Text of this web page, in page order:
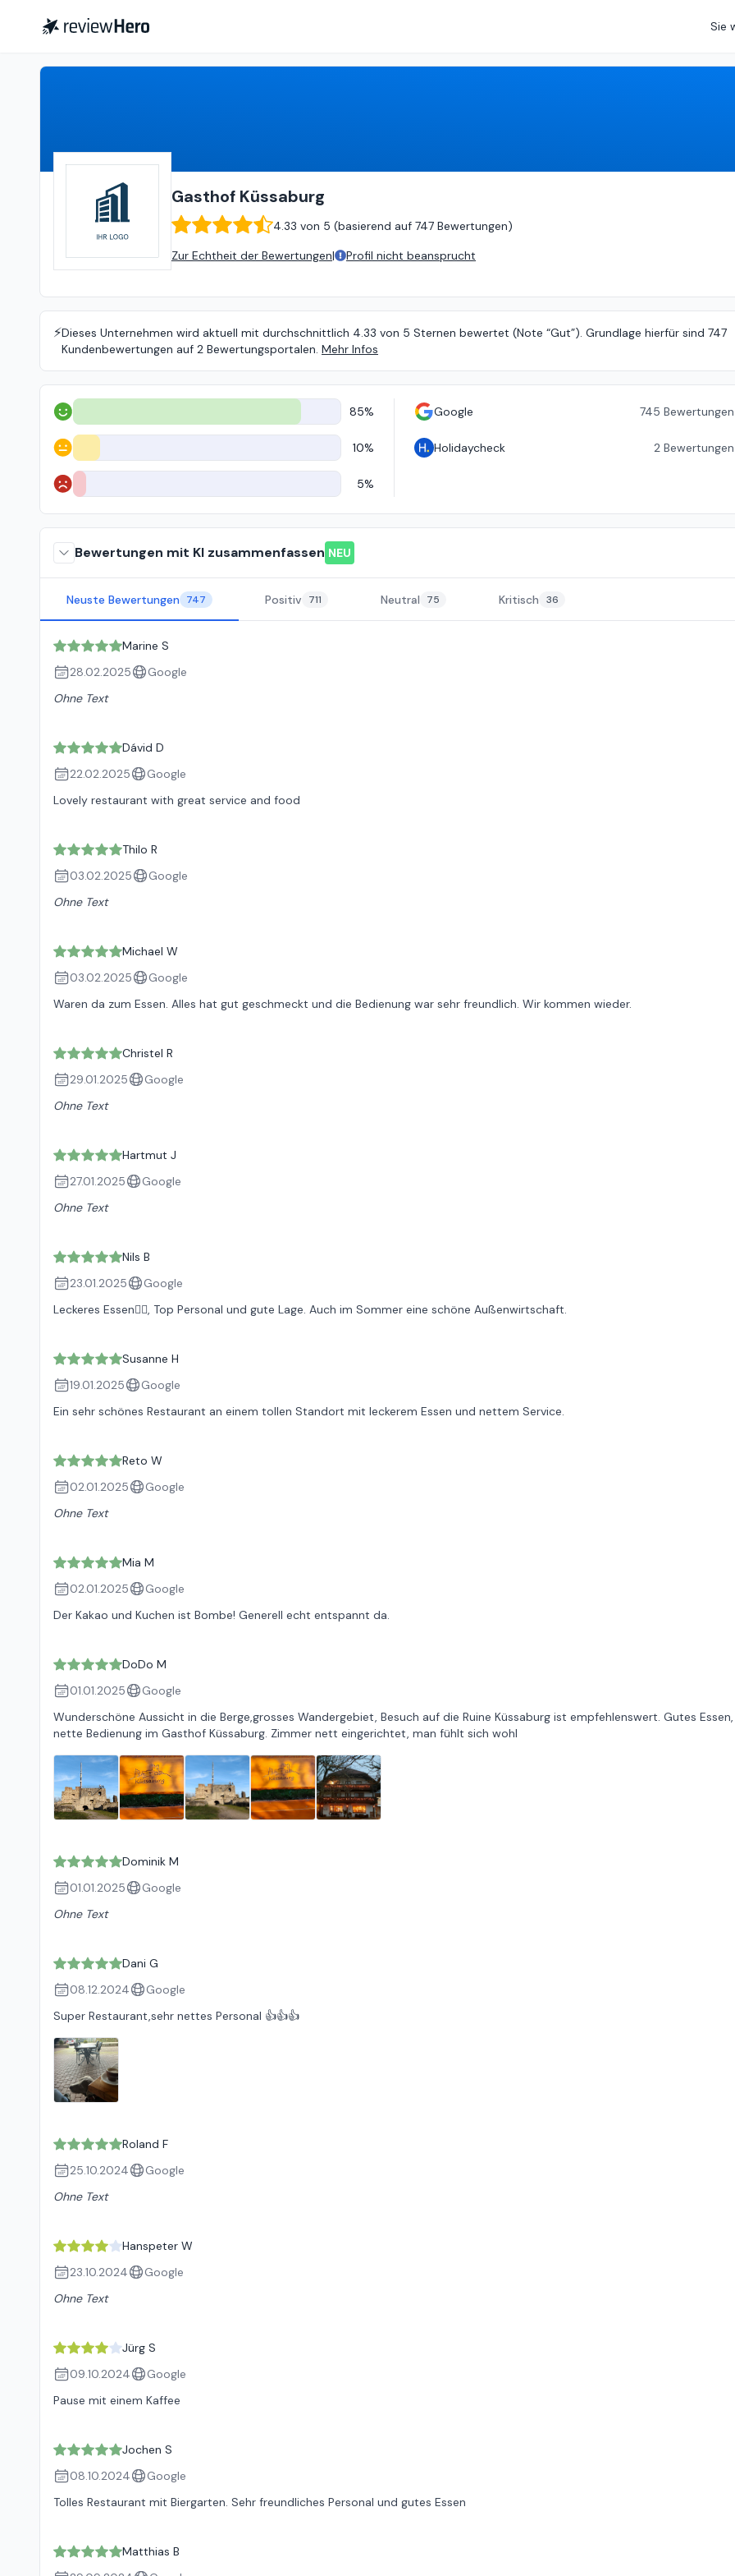
Sie
Gasthof Küssaburg
4.33 von 5 (basierend auf 747 Bewertungen)
Zur Echtheit der Bewertungen| Profil nicht beansprucht
⚡️Dieses Unternehmen wird aktuell mit durchschnittlich 4.33 von 5 Sternen bewertet (Note “Gut”). Grundlage hierfür sind 747
Kundenbewertungen auf 2 Bewertungsportalen. Mehr Infos
Positiv 85%
Neutral 10%
Negativ 5%
Google 745 Bewertungen
Holidaycheck 2 Bewertungen
Bewertungen mit KI zusammenfassen NEU
Neuste Bewertungen 747 Positiv 711 Neutral 75 Kritisch 36
Marine S
28.02.2025
Google
Ohne Text
Dávid D
22.02.2025
Google
Lovely restaurant with great service and food
Thilo R
03.02.2025
Google
Ohne Text
Michael W
03.02.2025
Google
Waren da zum Essen. Alles hat gut geschmeckt und die Bedienung war sehr freundlich. Wir kommen wieder.
Christel R
29.01.2025
Google
Ohne Text
Hartmut J
27.01.2025
Google
Ohne Text
Nils B
23.01.2025
Google
Leckeres Essen👍🏻, Top Personal und gute Lage. Auch im Sommer eine schöne Außenwirtschaft.
Susanne H
19.01.2025
Google
Ein sehr schönes Restaurant an einem tollen Standort mit leckerem Essen und nettem Service.
Reto W
02.01.2025
Google
Ohne Text
Mia M
02.01.2025
Google
Der Kakao und Kuchen ist Bombe! Generell echt entspannt da.
DoDo M
01.01.2025
Google
Wunderschöne Aussicht in die Berge,grosses Wandergebiet, Besuch auf die Ruine Küssaburg ist empfehlenswert. Gutes Essen,
nette Bedienung im Gasthof Küssaburg. Zimmer nett eingerichtet, man fühlt sich wohl
Dominik M
01.01.2025
Google
Ohne Text
Dani G
08.12.2024
Google
Super Restaurant,sehr nettes Personal 👍👍👍
Roland F
25.10.2024
Google
Ohne Text
Hanspeter W
23.10.2024
Google
Ohne Text
Jürg S
09.10.2024
Google
Pause mit einem Kaffee
Jochen S
08.10.2024
Google
Tolles Restaurant mit Biergarten. Sehr freundliches Personal und gutes Essen
Matthias B